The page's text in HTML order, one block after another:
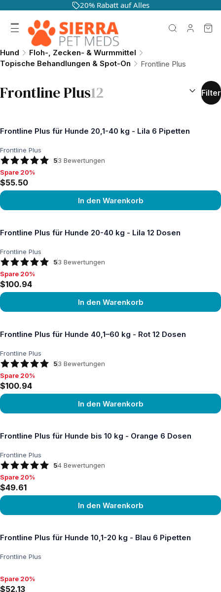
20% Rabatt auf Alles
Hund
Floh-, Zecken- & Wurmmittel
Topische Behandlungen & Spot-On
Frontline Plus
Frontline Plus12 Filter
Frontline Plus für Hunde 20,1-40 kg - Lila 6 Pipetten
Frontline Plus
53 Bewertungen
Spare 20%, $55.50
Spare 20%
$55.50
In den Warenkorb
Frontline Plus für Hunde 20-40 kg - Lila 12 Dosen
Frontline Plus
53 Bewertungen
Spare 20%, $100.94
Spare 20%
$100.94
In den Warenkorb
Frontline Plus für Hunde 40,1–60 kg - Rot 12 Dosen
Frontline Plus
53 Bewertungen
Spare 20%, $100.94
Spare 20%
$100.94
In den Warenkorb
Frontline Plus für Hunde bis 10 kg - Orange 6 Dosen
Frontline Plus
54 Bewertungen
Spare 20%, $49.61
Spare 20%
$49.61
In den Warenkorb
Frontline Plus für Hunde 10,1-20 kg - Blau 6 Pipetten
Frontline Plus
Spare 20%, $52.13
Spare 20%
$52.13